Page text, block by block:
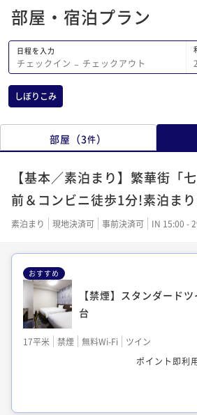
部屋・宿泊プラン
日程を入力
チェックイン − チェックアウト 2
しぼりこみ
部屋 （3件）
【基本／素泊まり】繁華街「
前＆コンビニ徒歩1分!素泊ま
素泊まり 現地決済可 事前決済可 IN 15:00 -
おすすめ
【禁煙】スタンダード
台
17平米 禁煙 無料Wi-Fi
ツイン
ポイント即利